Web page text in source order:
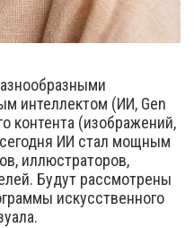
интеллектом (ИИ, Gen
контента (изображений,
ИИ стал мощным
иллюстраторов,
Будут рассмотрены
искусственного